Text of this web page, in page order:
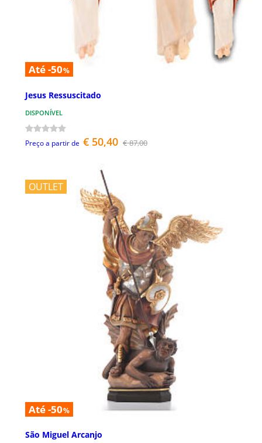
Até -50%
Jesus Ressuscitado
DISPONÍVEL
Preço a partir de € 50,40 € 87,00
OUTLET
Até -50%
São Miguel Arcanjo